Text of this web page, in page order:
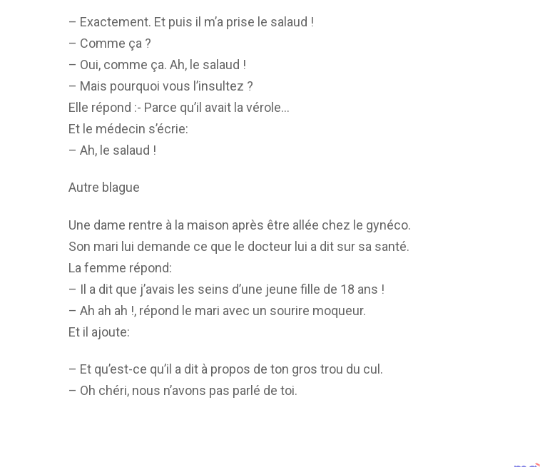
– Exactement. Et puis il m’a prise le salaud !
– Comme ça ?
– Oui, comme ça. Ah, le salaud !
– Mais pourquoi vous l’insultez ?
Elle répond :- Parce qu’il avait la vérole…
Et le médecin s’écrie:
– Ah, le salaud !
Autre blague
Une dame rentre à la maison après être allée chez le gynéco.
Son mari lui demande ce que le docteur lui a dit sur sa santé.
La femme répond:
– Il a dit que j’avais les seins d’une jeune fille de 18 ans !
– Ah ah ah !, répond le mari avec un sourire moqueur.
Et il ajoute:
– Et qu’est-ce qu’il a dit à propos de ton gros trou du cul.
– Oh chéri, nous n’avons pas parlé de toi.